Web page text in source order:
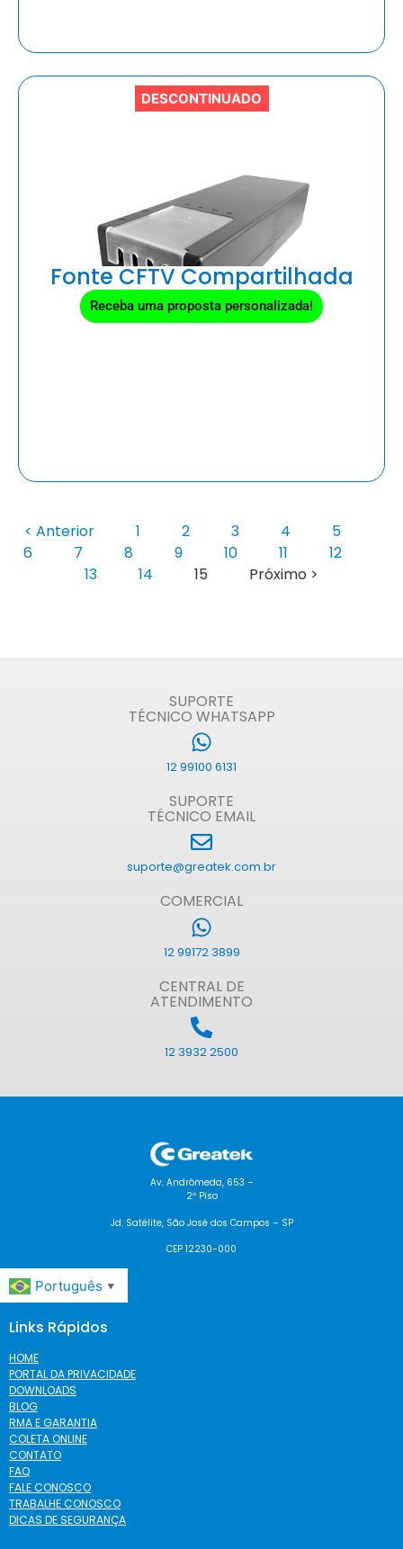
DESCONTINUADO
Fonte CFTV Compartilhada
Receba uma proposta personalizada!
< Anterior 1 2 3 4
5
6
7 8 9 10 11
12
13
14 15 Próximo >
SUPORTE
TÉCNICO WHATSAPP
12 99100 6131
SUPORTE
TÉCNICO EMAIL
suporte@greatek.com.br
COMERCIAL
12 99172 3899
CENTRAL DE
ATENDIMENTO
12 3932 2500
Av. Andrômeda, 653 –
2º Piso
Jd. Satélite, São José dos Campos – SP
CEP 12230-000
Português ▼
Links Rápidos
HOME
PORTAL DA PRIVACIDADE
DOWNLOADS
BLOG
RMA E GARANTIA
COLETA ONLINE
CONTATO
FAQ
FALE CONOSCO
TRABALHE CONOSCO
DICAS DE SEGURANÇA